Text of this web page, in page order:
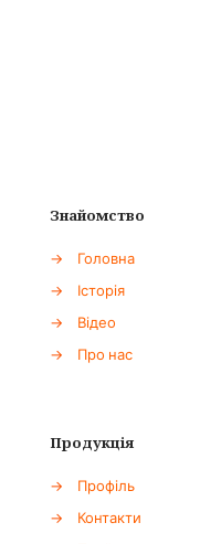
Знайомство
→
Головна
→
Історія
→
Відео
→
Про нас
Продукція
→
Профіль
→
Контакти